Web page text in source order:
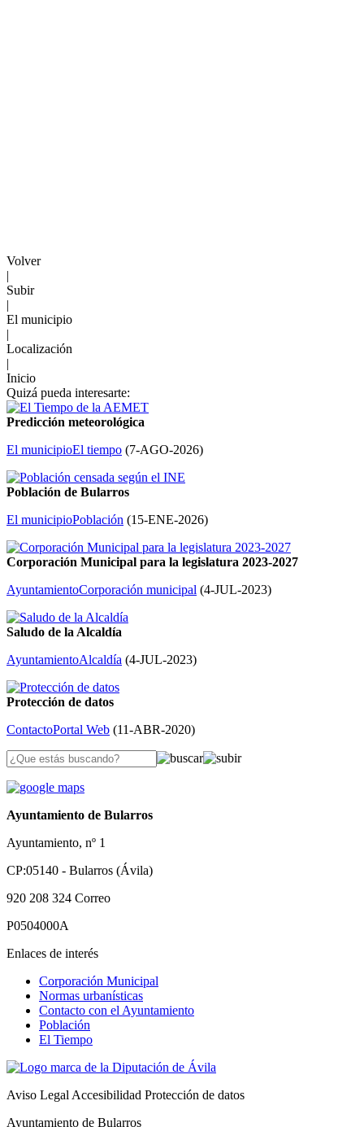
Volver
|
Subir
|
El municipio
|
Localización
|
Inicio
Quizá pueda interesarte:
Predicción meteorológica
El municipioEl tiempo (7-AGO-2026)
Población de Bularros
El municipioPoblación (15-ENE-2026)
Corporación Municipal para la legislatura 2023-2027
AyuntamientoCorporación municipal (4-JUL-2023)
Saludo de la Alcaldía
AyuntamientoAlcaldía (4-JUL-2023)
Protección de datos
ContactoPortal Web (11-ABR-2020)
Ayuntamiento de Bularros
Ayuntamiento, nº 1
CP:05140 - Bularros (Ávila)
920 208 324 Correo
P0504000A
Enlaces de interés
Corporación Municipal
Normas urbanísticas
Contacto con el Ayuntamiento
Población
El Tiempo
Aviso Legal Accesibilidad Protección de datos
Ayuntamiento de Bularros